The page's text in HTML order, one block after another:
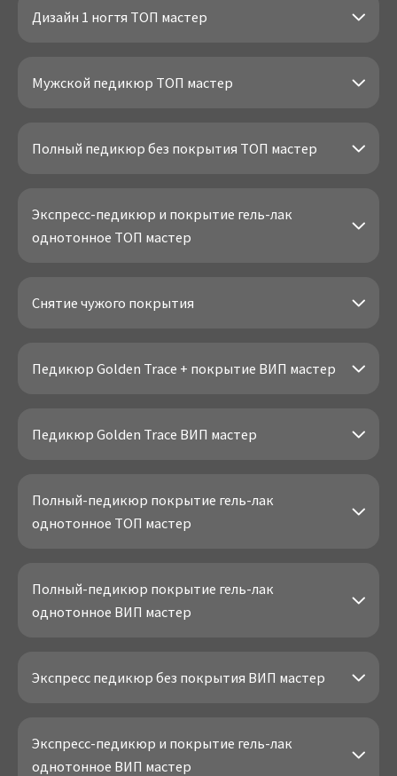
Дизайн 1 ногтя ТОП мастер
Мужской педикюр ТОП мастер
Полный педикюр без покрытия ТОП мастер
Экспресс-педикюр и покрытие гель-лак
однотонное ТОП мастер
Снятие чужого покрытия
Педикюр Golden Trace + покрытие ВИП мастер
Педикюр Golden Trace ВИП мастер
Полный-педикюр покрытие гель-лак
однотонное ТОП мастер
Полный-педикюр покрытие гель-лак
однотонное ВИП мастер
Экспресс педикюр без покрытия ВИП мастер
Экспресс-педикюр и покрытие гель-лак
однотонное ВИП мастер